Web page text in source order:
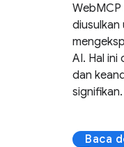
diusulkan
AI. Hal
dan
signifikan.
Baca